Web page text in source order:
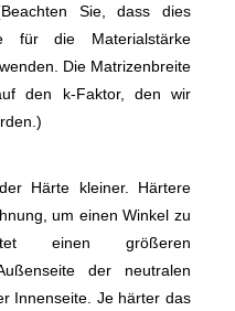
Sie, dass dies
für die Materialstärke
Die Matrizenbreite
den k-Faktor, den wir
Härte kleiner. Härtere
um einen Winkel zu
einen größeren
der neutralen
Innenseite. Je härter das